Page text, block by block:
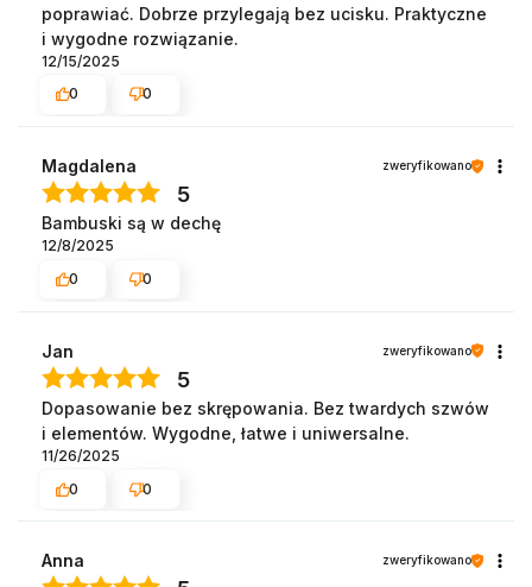
poprawiać. Dobrze przylegają bez ucisku. Praktyczne
i wygodne rozwiązanie.
12/15/2025
0
0
Magdalena zweryfikowano
5
Bambuski są w dechę
12/8/2025
0
0
Jan zweryfikowano
5
Dopasowanie bez skrępowania. Bez twardych szwów
i elementów. Wygodne, łatwe i uniwersalne.
11/26/2025
0
0
Anna zweryfikowano